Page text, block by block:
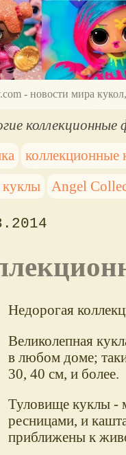
- новости мира
коллекционные
куклы Angel
Недорогая
Великолепная
в любом доме;
30, 40 см, и более.
Туловище куклы -
ресницами, и
приближены к